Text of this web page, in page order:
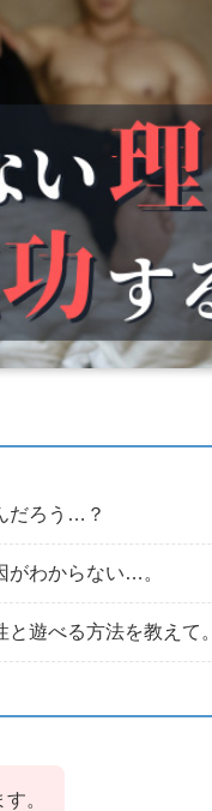
だろう…？
がわからない…。
遊べる方法を教えて。
。